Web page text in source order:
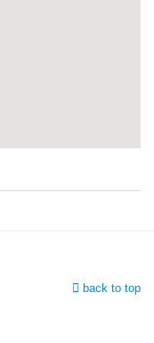
back to top